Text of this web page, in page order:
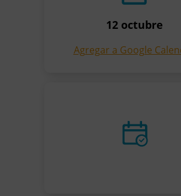
12 octubre
Agregar a Google